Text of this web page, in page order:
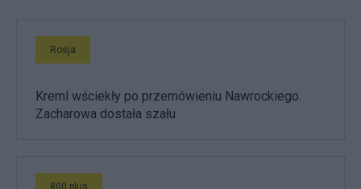
Rosja
Kreml wściekły po przemówieniu Nawrockiego.
Zacharowa dostała szału
800 plus